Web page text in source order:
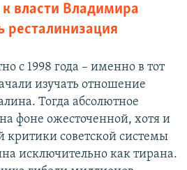
власти Владимира
ресталинизация
с 1998 года – именно в тот
изучать отношение
Тогда абсолютное
фоне ожесточенной, хотя и
критики советской системы
исключительно как тирана.